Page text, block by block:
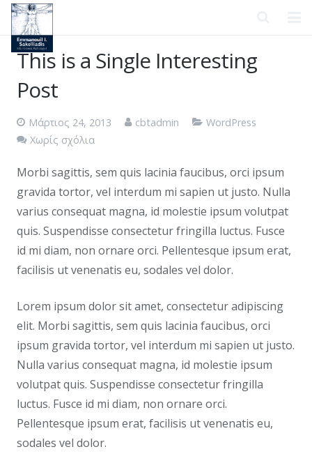
Αρχική
Σχετικά με εμάς
Τομείς Εξειδίκευσης
Δημοσιεύσεις
Ιατροδικαστική Βιβλιογραφία
Σύνδεσμοι
Επικοινωνία
This is a Single Interesting
Post
Μάρτιος 24, 2013 cbtadmin
WordPress
Χωρίς σχόλια
Morbi sagittis, sem quis lacinia faucibus, orci ipsum
gravida tortor, vel interdum mi sapien ut justo. Nulla
varius consequat magna, id molestie ipsum volutpat
quis. Suspendisse consectetur fringilla luctus. Fusce
id mi diam, non ornare orci. Pellentesque ipsum erat,
facilisis ut venenatis eu, sodales vel dolor.
Lorem ipsum dolor sit amet, consectetur adipiscing
elit. Morbi sagittis, sem quis lacinia faucibus, orci
ipsum gravida tortor, vel interdum mi sapien ut justo.
Nulla varius consequat magna, id molestie ipsum
volutpat quis. Suspendisse consectetur fringilla
luctus. Fusce id mi diam, non ornare orci.
Pellentesque ipsum erat, facilisis ut venenatis eu,
sodales vel dolor.